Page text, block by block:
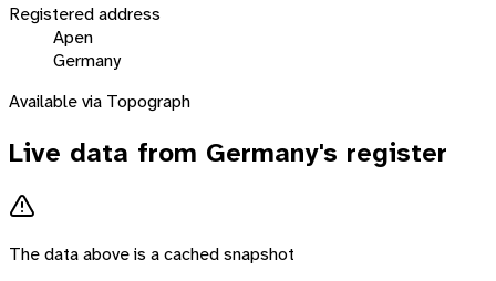
Registered address
Apen
Germany
Available via Topograph
Live data from Germany's register
The data above is a cached snapshot